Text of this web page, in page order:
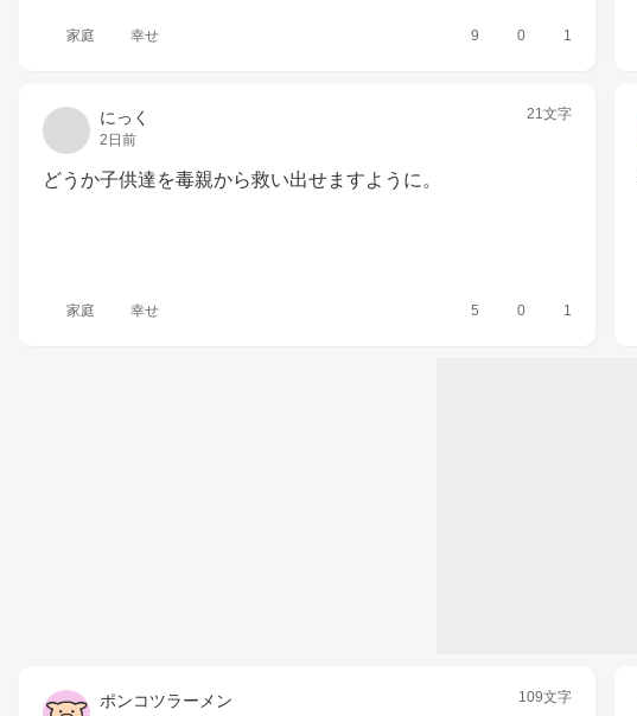
家庭 幸せ 9 0 1
にっく
2日前
21文字
どうか子供達を毒親から救い出せますように。
家庭 幸せ 5 0 1
ポンコツラーメン 109文字